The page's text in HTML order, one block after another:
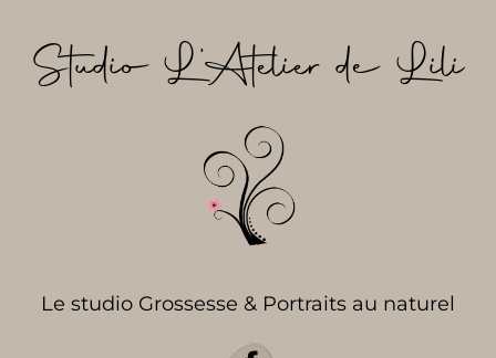
contenu
Studio L’Atelier de Lili
Le studio Grossesse & Portraits au naturel